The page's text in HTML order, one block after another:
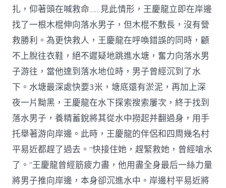
扎，仰著頭在喊救命……見此情形，王慶龍立即在岸邊
找了一根木棍伸向落水男子，但木棍不敷長，沒有營
救勝利。為更快救人，王慶龍在呼喚錯誤的同時，顧
不上脫往衣鞋，絕不遲疑地跳進水塘，奮力向落水男
子游往，當他達到落水地位時，男子曾經沉到了水
下。水塘最深處快要3米，塘底還有淤泥，再加上深
夜一片黝黑，王慶龍在水下探索搜索屢次，終于找到
落水男子，養精蓄銳將其從水中撈起并翻過身，用手
托舉著游向岸邊。此時，王慶龍的伴侶和四周幾名村
平易近都趕了過去。“快接住她，趕緊救她，曾經嗆水
了。”王慶龍曾經筋疲力盡，他用盡全身最后一絲力量
將男子推向岸邊，本身卻沉進水中。岸邊村平易近將